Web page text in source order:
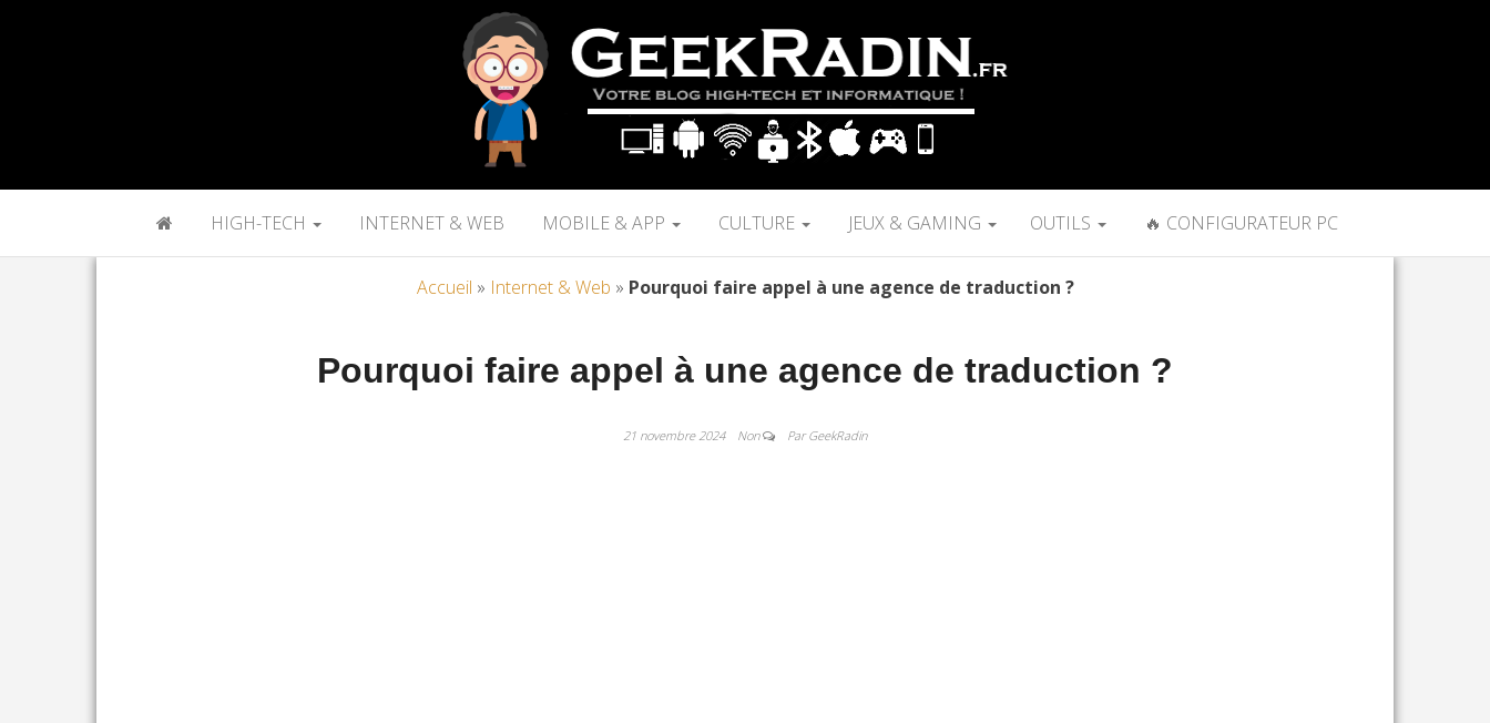
HIGH-TECH INTERNET & WEB MOBILE & APP CULTURE JEUX & GAMING OUTILS 🔥 CONFIGURATEUR PC
Accueil » Internet & Web » Pourquoi faire appel à une agence de traduction ?
Pourquoi faire appel à une agence de traduction ?
21 novembre 2024 Non Par GeekRadin